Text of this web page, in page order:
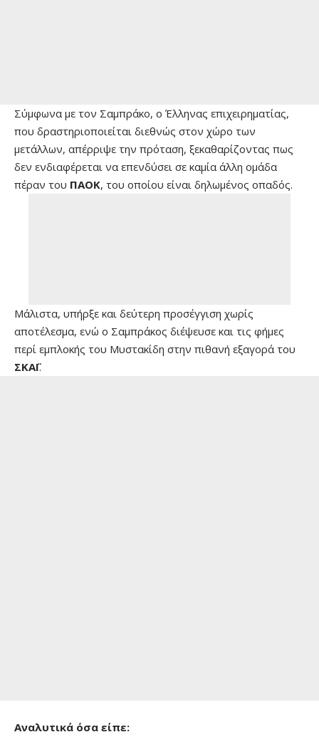
Σύμφωνα με τον Σαμπράκο, ο Έλληνας επιχειρηματίας,
που δραστηριοποιείται διεθνώς στον χώρο των
μετάλλων, απέρριψε την πρόταση, ξεκαθαρίζοντας πως
δεν ενδιαφέρεται να επενδύσει σε καμία άλλη ομάδα
πέραν του ΠΑΟΚ, του οποίου είναι δηλωμένος οπαδός.
Μάλιστα, υπήρξε και δεύτερη προσέγγιση χωρίς
αποτέλεσμα, ενώ ο Σαμπράκος διέψευσε και τις φήμες
περί εμπλοκής του Μυστακίδη στην πιθανή εξαγορά του
ΣΚΑΪ.
Αναλυτικά όσα είπε: